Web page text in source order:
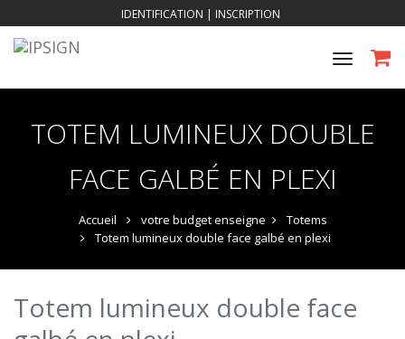
IDENTIFICATION | INSCRIPTION
Toggle
TOTEM LUMINEUX DOUBLE
FACE GALBÉ EN PLEXI
Accueil votre budget enseigne
Totems
Totem lumineux double face galbé en plexi
Totem lumineux double face